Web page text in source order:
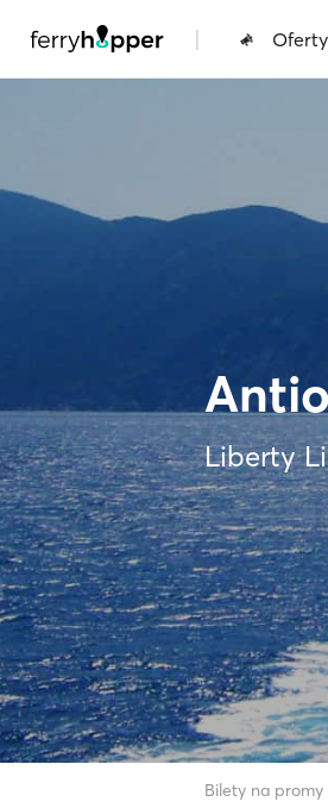
|
Liberty
Bilety na promy